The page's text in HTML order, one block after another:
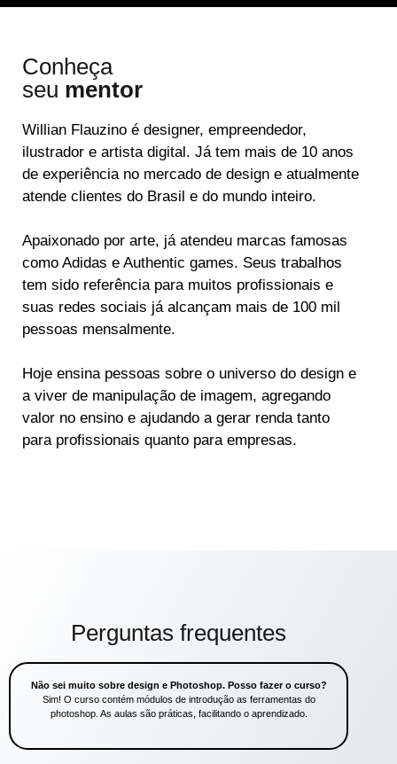
Conheça
seu mentor
Willian Flauzino é designer, empreendedor,
ilustrador e artista digital. Já tem mais de 10 anos
de experiência no mercado de design e atualmente
atende clientes do Brasil e do mundo inteiro.
Apaixonado por arte, já atendeu marcas famosas
como Adidas e Authentic games. Seus trabalhos
tem sido referência para muitos profissionais e
suas redes sociais já alcançam mais de 100 mil
pessoas mensalmente.
Hoje ensina pessoas sobre o universo do design e
a viver de manipulação de imagem, agregando
valor no ensino e ajudando a gerar renda tanto
para profissionais quanto para empresas.
Perguntas frequentes
Não sei muito sobre design e Photoshop. Posso fazer o curso?
Sim! O curso contém módulos de introdução as ferramentas do
photoshop. As aulas são práticas, facilitando o aprendizado.